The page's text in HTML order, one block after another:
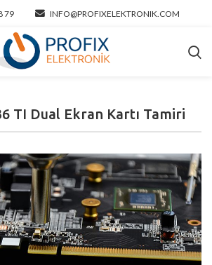
79 INFO@PROFIXELEKTRONIK.COM
TI Dual Ekran Kartı Tamiri